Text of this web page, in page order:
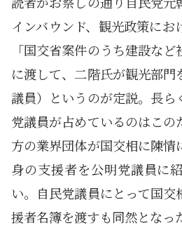
インバウンド、観光政策にお
「国交省案件のうち建設な
に渡して、二階氏が観光部
議員）というのが定説。長ら
党議員が占めているのはこの
方の業界団体が国交相に陳情
身の支援者を公明党議員に
い。自民党議員にとって国
援者名簿を渡すも同然となっ